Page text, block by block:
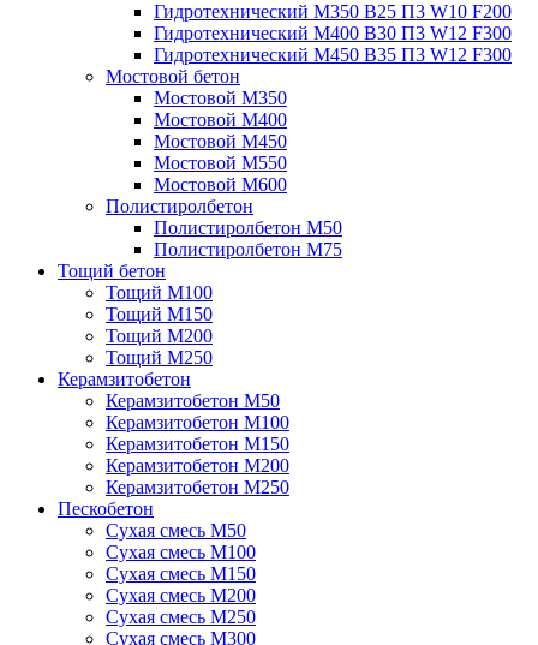
Гидротехнический М350 B25 П3 W10 F200
Гидротехнический М400 B30 П3 W12 F300
Гидротехнический М450 B35 П3 W12 F300
Мостовой бетон
Мостовой М350
Мостовой М400
Мостовой М450
Мостовой М550
Мостовой М600
Полистиролбетон
Полистиролбетон М50
Полистиролбетон М75
Тощий бетон
Тощий М100
Тощий М150
Тощий М200
Тощий М250
Керамзитобетон
Керамзитобетон М50
Керамзитобетон М100
Керамзитобетон М150
Керамзитобетон М200
Керамзитобетон М250
Пескобетон
Сухая смесь М50
Сухая смесь М100
Сухая смесь М150
Сухая смесь М200
Сухая смесь М250
Сухая смесь М300